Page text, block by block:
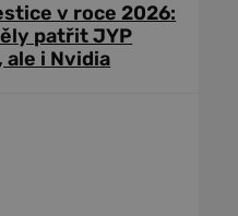
v roce 2026:
patřit JYP
i Nvidia